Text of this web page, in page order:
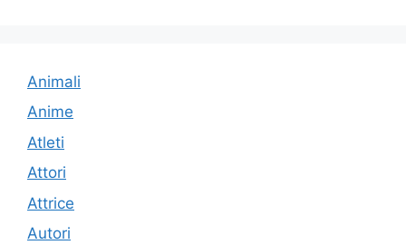
Animali
Anime
Atleti
Attori
Attrice
Autori